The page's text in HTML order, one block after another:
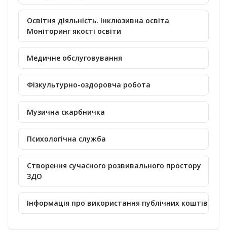
Освітня діяльність. Інклюзивна освіта
Моніторинг якості освіти
Медичне обслуговування
Фізкультурно-оздоровча робота
Музична скарбничка
Психологічна служба
Створення сучасного розвивального простору
ЗДО
Інформація про використання публічних коштів